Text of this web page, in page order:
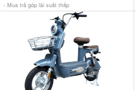
- Mua trả góp lãi suất thấp